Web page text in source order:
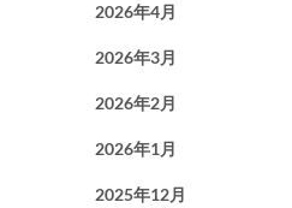
2026年4月
2026年3月
2026年2月
2026年1月
2025年12月